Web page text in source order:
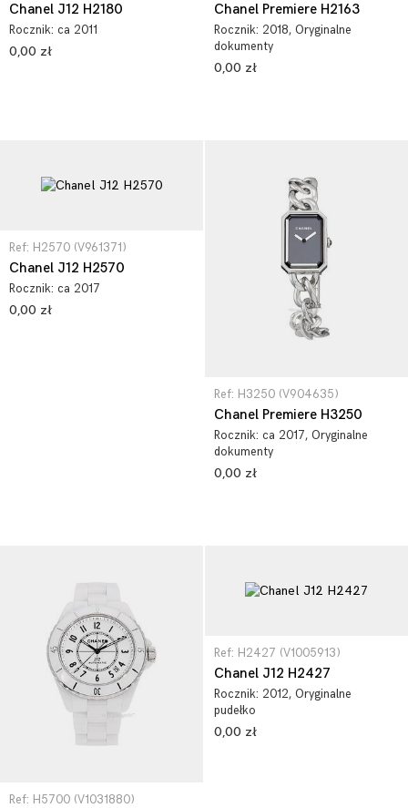
Chanel J12 H2180
Rocznik: ca 2011
0,00 zł
Chanel Premiere H2163
Rocznik: 2018, Oryginalne
dokumenty
0,00 zł
Ref: H2570 (V961371)
Chanel J12 H2570
Rocznik: ca 2017
0,00 zł
Ref: H3250 (V904635)
Chanel Premiere H3250
Rocznik: ca 2017, Oryginalne
dokumenty
0,00 zł
Ref: H5700 (V1031880)
Ref: H2427 (V1005913)
Chanel J12 H2427
Rocznik: 2012, Oryginalne
pudełko
0,00 zł